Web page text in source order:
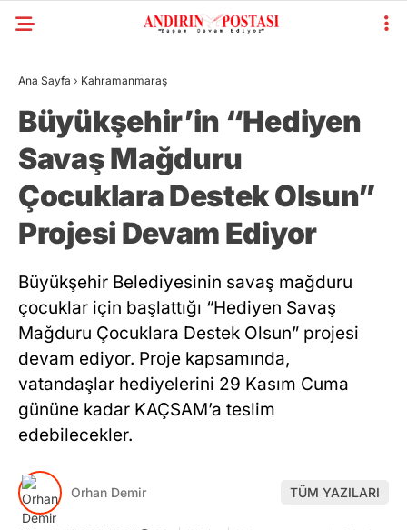
Ana Sayfa › Kahramanmaraş
Büyükşehir’in “Hediyen
Savaş Mağduru
Çocuklara Destek Olsun”
Projesi Devam Ediyor
Büyükşehir Belediyesinin savaş mağduru
çocuklar için başlattığı “Hediyen Savaş
Mağduru Çocuklara Destek Olsun” projesi
devam ediyor. Proje kapsamında,
vatandaşlar hediyelerini 29 Kasım Cuma
gününe kadar KAÇSAM’a teslim
edebilecekler.
Orhan Demir TÜM YAZILARI